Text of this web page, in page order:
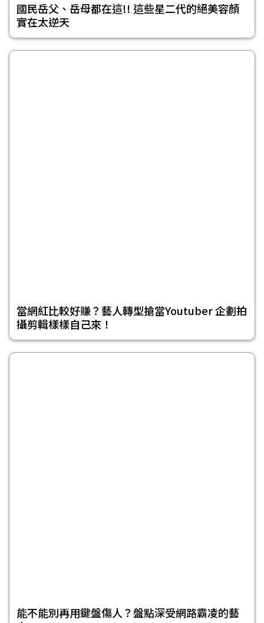
國民岳父、岳母都在這!! 這些星二代的絕美容顏
實在太逆天
當網紅比較好賺？藝人轉型搶當Youtuber 企劃拍
攝剪輯樣樣自己來！
能不能別再用鍵盤傷人？盤點深受網路霸凌的藝